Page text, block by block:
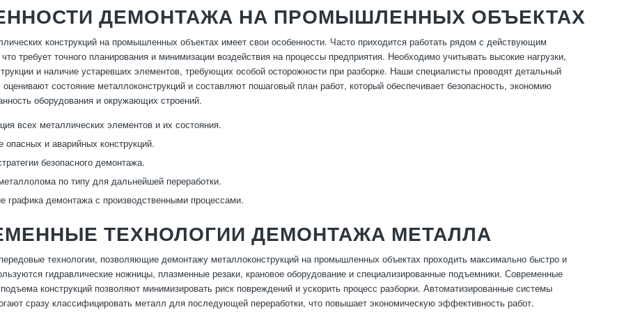
ДЕМОНТАЖА НА ПРОМЫШЛЕННЫХ ОБЪЕКТАХ
конструкций на промышленных объектах имеет свои особенности. Часто приходится работать рядом с действующим
требует точного планирования и минимизации воздействия на процессы предприятия. Необходимо учитывать высокие нагрузки,
и наличие устаревших элементов, требующих особой осторожности при разборке. Наши специалисты проводят детальный
оценивают состояние металлоконструкций и составляют пошаговый план работ, который обеспечивает безопасность, экономию
оборудования и окружающих строений.
всех металлических элементов и их состояния.
опасных и аварийных конструкций.
безопасного демонтажа.
по типу для дальнейшей переработки.
графика демонтажа с производственными процессами.
ТЕХНОЛОГИИ ДЕМОНТАЖА МЕТАЛЛА
технологии, позволяющие демонтажу металлоконструкций на промышленных объектах проходить максимально быстро и
гидравлические ножницы, плазменные резаки, крановое оборудование и специализированные подъемники. Современные
конструкций позволяют минимизировать риск повреждений и ускорить процесс разборки. Автоматизированные системы
сразу классифицировать металл для последующей переработки, что повышает экономическую эффективность работ.